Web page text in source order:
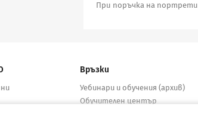
При поръчка на портрети
Връзки
Уебинари и обучения (архив)
Обучителен център